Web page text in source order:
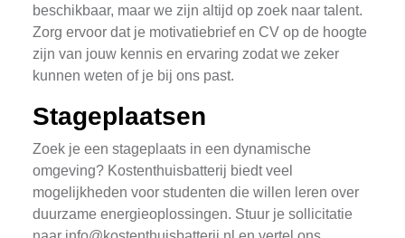
beschikbaar, maar we zijn altijd op zoek naar talent.
Zorg ervoor dat je motivatiebrief en CV op de hoogte
zijn van jouw kennis en ervaring zodat we zeker
kunnen weten of je bij ons past.
Stageplaatsen
Zoek je een stageplaats in een dynamische
omgeving? Kostenthuisbatterij biedt veel
mogelijkheden voor studenten die willen leren over
duurzame energieoplossingen. Stuur je sollicitatie